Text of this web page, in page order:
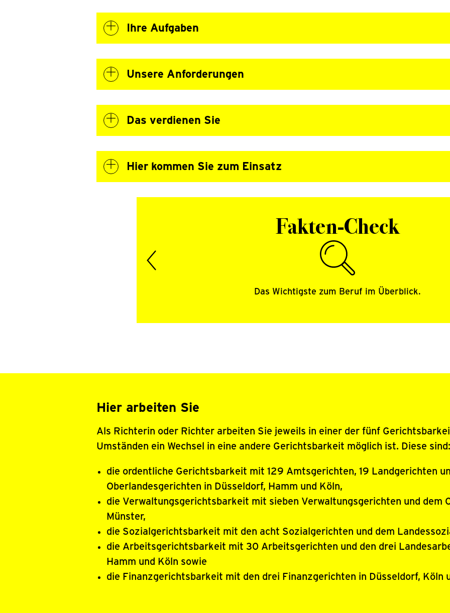
Ihre Aufgaben

Unsere Anforderungen

Das verdienen Sie

Hier kommen Sie zum Einsatz


Fakten-Check
Das Wichtigste zum Beruf im Überblick.
Hier arbeiten Sie
Als Richterin oder Richter arbeiten Sie jeweils in einer der fünf
Umständen ein Wechsel in eine andere Gerichtsbarkeit möglich ist. Diese sind:
die ordentliche Gerichtsbarkeit mit 129 Amtsgerichten, 19 Landgerichten
Oberlandesgerichten in Düsseldorf, Hamm und Köln,
die Verwaltungsgerichtsbarkeit mit sieben Verwaltungsgerichten und dem
Münster,
die Sozialgerichtsbarkeit mit den acht Sozialgerichten und dem
die Arbeitsgerichtsbarkeit mit 30 Arbeitsgerichten und den drei
Hamm und Köln sowie
die Finanzgerichtsbarkeit mit den drei Finanzgerichten in Düsseldorf, Köln